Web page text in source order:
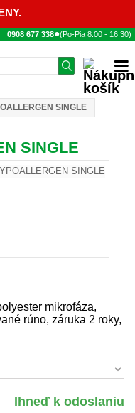
0908 677 338●(Po-Pia 8:00 - 16:30)
SINGLE
SINGLE
mikrofáza,
rúno, záruka 2 roky,
Ihneď k odoslaniu